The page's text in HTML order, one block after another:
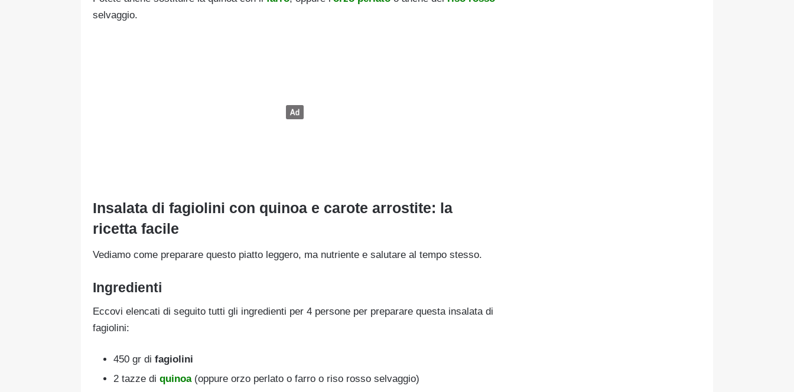
selvaggio.
Insalata di fagiolini con quinoa e carote arrostite: la
ricetta facile
Vediamo come preparare questo piatto leggero, ma nutriente e salutare al tempo stesso.
Ingredienti
Eccovi elencati di seguito tutti gli ingredienti per 4 persone per preparare questa insalata di
fagiolini:
450 gr di fagiolini
2 tazze di quinoa (oppure orzo perlato o farro o riso rosso selvaggio)